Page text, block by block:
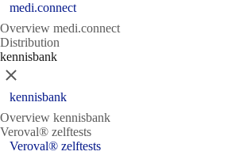
medi.connect
Overview medi.connect
Distribution
kennisbank
Sluit
kennisbank
Overview kennisbank
Veroval® zelftests
Veroval® zelftests